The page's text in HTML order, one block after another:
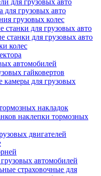
для грузовых авто
для грузовых авто
грузовых колес
для грузовых авто
станки для грузовых авто
колес
автомобилей
гайковертов
для грузовых
накладок
наклепки тормозных
двигателей
автомобилей
страховочные для